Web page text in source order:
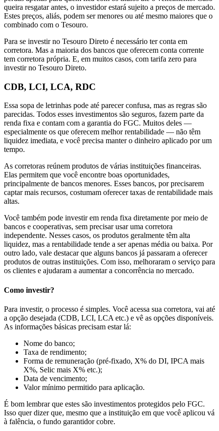
queira resgatar antes, o investidor estará sujeito a preços de mercado.
Estes preços, aliás, podem ser menores ou até mesmo maiores que o
combinado com o Tesouro.
Para se investir no Tesouro Direto é necessário ter conta em
corretora. Mas a maioria dos bancos que oferecem conta corrente
tem corretora própria. E, em muitos casos, com tarifa zero para
investir no Tesouro Direto.
CDB, LCI, LCA, RDC
Essa sopa de letrinhas pode até parecer confusa, mas as regras são
parecidas. Todos esses investimentos são seguros, fazem parte da
renda fixa e contam com a garantia do FGC. Muitos deles —
especialmente os que oferecem melhor rentabilidade — não têm
liquidez imediata, e você precisa manter o dinheiro aplicado por um
tempo.
As corretoras reúnem produtos de várias instituições financeiras.
Elas permitem que você encontre boas oportunidades,
principalmente de bancos menores. Esses bancos, por precisarem
captar mais recursos, costumam oferecer taxas de rentabilidade mais
altas.
Você também pode investir em renda fixa diretamente por meio de
bancos e cooperativas, sem precisar usar uma corretora
independente. Nesses casos, os produtos geralmente têm alta
liquidez, mas a rentabilidade tende a ser apenas média ou baixa. Por
outro lado, vale destacar que alguns bancos já passaram a oferecer
produtos de outras instituições. Com isso, melhoraram o serviço para
os clientes e ajudaram a aumentar a concorrência no mercado.
Como investir?
Para investir, o processo é simples. Você acessa sua corretora, vai até
a opção desejada (CDB, LCI, LCA etc.) e vê as opções disponíveis.
As informações básicas precisam estar lá:
Nome do banco;
Taxa de rendimento;
Forma de remuneração (pré-fixado, X% do DI, IPCA mais
X%, Selic mais X% etc.);
Data de vencimento;
Valor mínimo permitido para aplicação.
É bom lembrar que estes são investimentos protegidos pelo FGC.
Isso quer dizer que, mesmo que a instituição em que você aplicou vá
à falência, o fundo garantidor cobre.